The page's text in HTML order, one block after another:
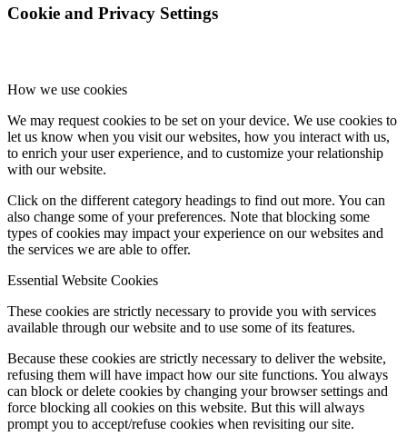
Cookie and Privacy Settings
How we use cookies
We may request cookies to be set on your device. We use cookies to
let us know when you visit our websites, how you interact with us,
to enrich your user experience, and to customize your relationship
with our website.
Click on the different category headings to find out more. You can
also change some of your preferences. Note that blocking some
types of cookies may impact your experience on our websites and
the services we are able to offer.
Essential Website Cookies
These cookies are strictly necessary to provide you with services
available through our website and to use some of its features.
Because these cookies are strictly necessary to deliver the website,
refusing them will have impact how our site functions. You always
can block or delete cookies by changing your browser settings and
force blocking all cookies on this website. But this will always
prompt you to accept/refuse cookies when revisiting our site.